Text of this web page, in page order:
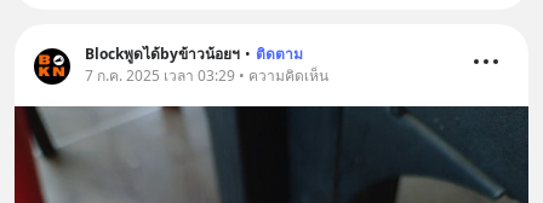
Blockพูดได้byข้าวน้อยฯ • ติดตาม
7 ก.ค. 2025 เวลา 03:29 • ความคิดเห็น